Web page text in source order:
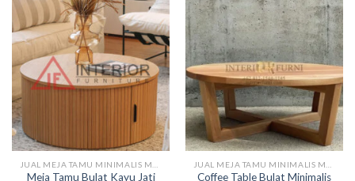
Meja Tamu Bulat Kayu Jati
Coffee Table Bulat Minimalis